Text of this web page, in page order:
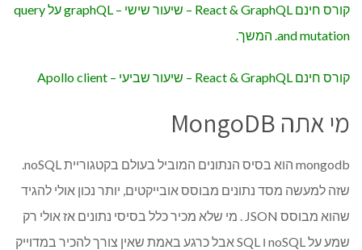
קורס חינם React & GraphQL – שיעור שישי – graphQL על query
and mutation. המשך.
קורס חינם React & GraphQL – שיעור שביעי – Apollo client
מי אתה MongoDB
mongodb הוא בסיס הנתונים המוביל בעולם בקטגוריית noSQL.
שזה למעשה מסד נתונים מבוסס אובייקטים, יותר נכון אולי להגיד
שהוא מבוסס JSON . מי שלא מכיר כלל בסיסי נתונים אז אולי רק
שמע על noSQL ו SQL אבל כרגע באמת שאין צורך להכיר במדוייק